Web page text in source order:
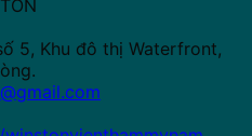
5, Khu đô thị Waterfront,